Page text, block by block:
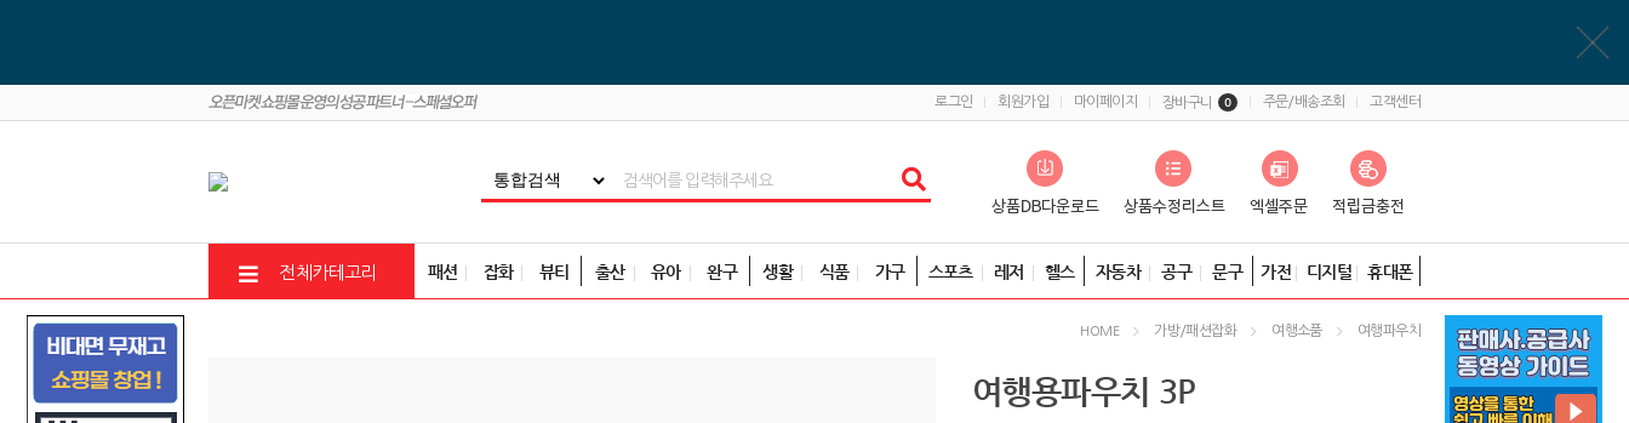
로그인 회원가입 마이페이지 장바구니 0 주문/배송조회 고객센터
전체카테고리 패션 잡화 뷰티 출산 유아 완구 생활 식품 가구 스포츠 레저 헬스 자동차 공구 문구 가전 디지털 휴대폰
HOME 가방/패션잡화 여행소품 여행파우치
여행용파우치 3P